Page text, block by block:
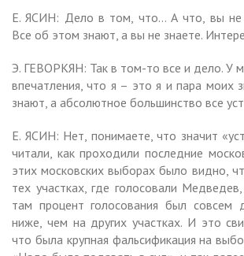
Е. ЯСИН: Дело в том, что… А что, вы не
Все об этом знают, а вы не знаете.
Э. ГЕВОРКЯН: Так в том-то все и дело. У
впечатления, что я – это я и пара моих
знают, а абсолютное большинство все
Е. ЯСИН: Нет, понимаете, что значит
читали, как проходили последние
этих московских выборах было видно,
тех участках, где голосовали
там процент голосования был совсем
ниже, чем на других участках. И это
что была крупная фальсификация на